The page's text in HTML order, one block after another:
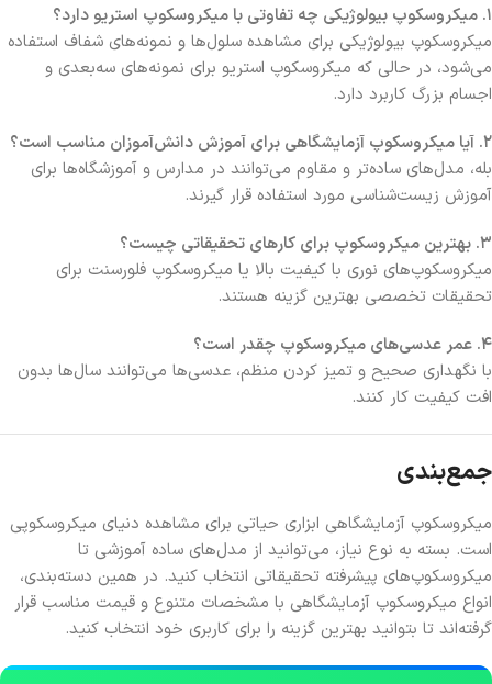
۱. میکروسکوپ بیولوژیکی چه تفاوتی با میکروسکوپ استریو دارد؟
میکروسکوپ بیولوژیکی برای مشاهده سلول‌ها و نمونه‌های شفاف استفاده
می‌شود، در حالی که میکروسکوپ استریو برای نمونه‌های سه‌بعدی و
اجسام بزرگ کاربرد دارد.
۲. آیا میکروسکوپ آزمایشگاهی برای آموزش دانش‌آموزان مناسب است؟
بله، مدل‌های ساده‌تر و مقاوم می‌توانند در مدارس و آموزشگاه‌ها برای
آموزش زیست‌شناسی مورد استفاده قرار گیرند.
۳. بهترین میکروسکوپ برای کارهای تحقیقاتی چیست؟
میکروسکوپ‌های نوری با کیفیت بالا یا میکروسکوپ فلورسنت برای
تحقیقات تخصصی بهترین گزینه هستند.
۴. عمر عدسی‌های میکروسکوپ چقدر است؟
با نگهداری صحیح و تمیز کردن منظم، عدسی‌ها می‌توانند سال‌ها بدون
افت کیفیت کار کنند.
جمع‌بندی
میکروسکوپ آزمایشگاهی ابزاری حیاتی برای مشاهده دنیای میکروسکوپی
است. بسته به نوع نیاز، می‌توانید از مدل‌های ساده آموزشی تا
میکروسکوپ‌های پیشرفته تحقیقاتی انتخاب کنید. در همین دسته‌بندی،
انواع میکروسکوپ آزمایشگاهی با مشخصات متنوع و قیمت مناسب قرار
گرفته‌اند تا بتوانید بهترین گزینه را برای کاربری خود انتخاب کنید.